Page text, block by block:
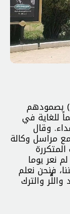
بصمودهم
للغاية في
وقال
مراسل وكالة
نعر يوما
فنحن نعلم
والترك